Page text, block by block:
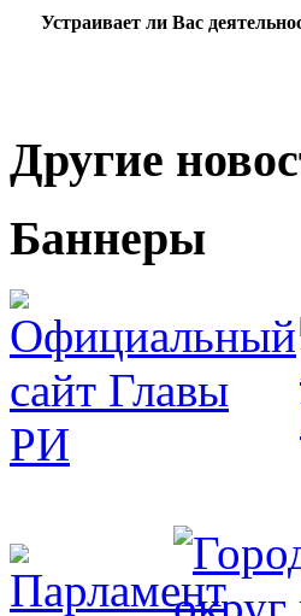
Устраивает ли Вас
Другие
Баннеры